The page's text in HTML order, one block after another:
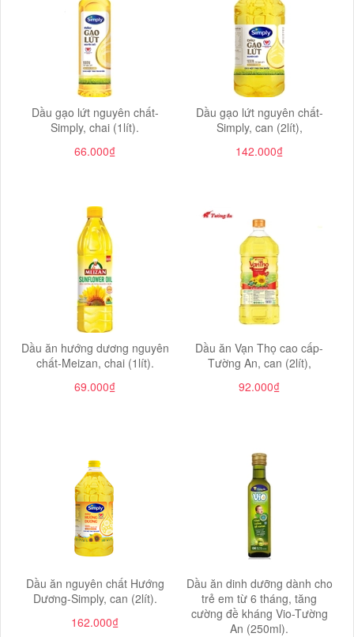
Dầu gạo lứt nguyên chất-
Simply, chai (1lít).
66.000₫
Dầu gạo lứt nguyên chất-
Simply, can (2lít),
142.000₫
Dầu ăn hướng dương nguyên
chất-Meizan, chai (1lít).
69.000₫
Dầu ăn Vạn Thọ cao cấp-
Tường An, can (2lít),
92.000₫
Dầu ăn nguyên chất Hướng
Dương-Simply, can (2lít).
162.000₫
Dầu ăn dinh dưỡng dành cho
trẻ em từ 6 tháng, tăng
cường đề kháng Vio-Tường
An (250ml).